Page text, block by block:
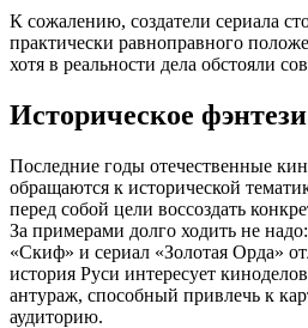
К сожалению, создатели сериала
практически равноправного
хотя в реальности дела обстояли
Историческое фэнтези
Последние годы отечественные
обращаются к исторической
перед собой цели воссоздать
За примерами долго ходить не
«Скиф» и сериал «Золотая Орда»
история Руси интересует
антураж, способный привлечь к
аудиторию.